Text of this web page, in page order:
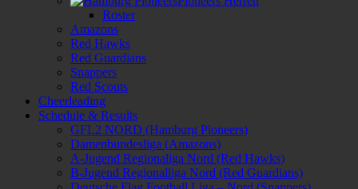
Roster
Amazons
Red Hawks
Red Guardians
Snappers
Red Scouts
Cheerleading
Schedule & Results
GFL2 NORD (Hamburg Pioneers)
Damenbundesliga (Amazons)
A-Jugend Regionaliga Nord (Red Hawks)
B-Jugend Regionalliga Nord (Red Guardians)